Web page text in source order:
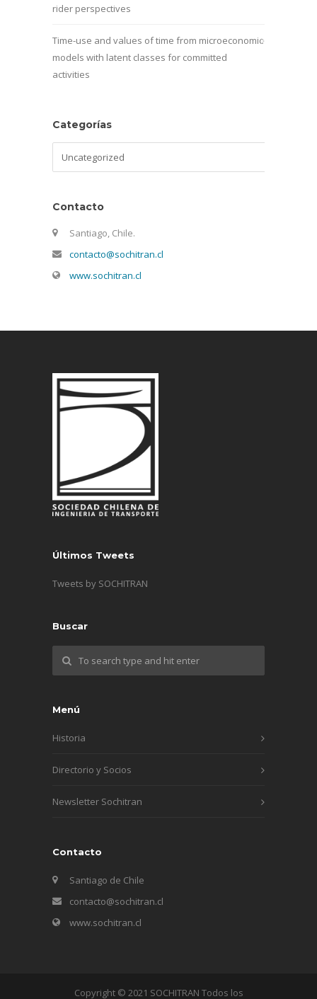
rider perspectives
Time-use and values of time from microeconomic
models with latent classes for committed
activities
Categorías
Contacto
Santiago, Chile.
contacto@sochitran.cl
www.sochitran.cl
Últimos Tweets
Tweets by SOCHITRAN
Buscar
Menú
Historia
Directorio y Socios
Newsletter Sochitran
Contacto
Santiago de Chile
contacto@sochitran.cl
www.sochitran.cl
Copyright © 2021 SOCHITRAN Todos los